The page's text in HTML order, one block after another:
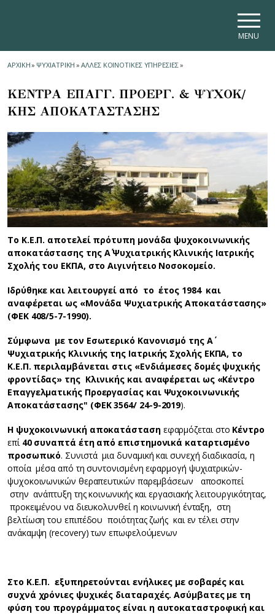
MENU
ΑΡΧΙΚΗ» ΨΥΧΙΑΤΡΙΚΗ » ΑΛΛΕΣ ΚΟΙΝΟΤΙΚΕΣ ΥΠΗΡΕΣΙΕΣ»
ΚΕΝΤΡΑ ΕΠΑΓΓ. ΠΡΟΕΡΓ. & ΨΥΧΟΚ/
ΚΗΣ ΑΠΟΚΑΤΑΣΤΑΣΗΣ
Το Κ.Ε.Π. αποτελεί πρότυπη μονάδα ψυχοκοινωνικής
αποκατάστασης της Α΄ Ψυχιατρικής Κλινικής Ιατρικής
Σχολής του ΕΚΠΑ, στο Αιγινήτειο Νοσοκομείο.
Ιδρύθηκε και λειτουργεί από το έτος 1984 και
αναφέρεται ως «Μονάδα Ψυχιατρικής Αποκατάστασης»
(ΦΕΚ 408/5-7-1990).
Σύμφωνα με τον Εσωτερικό Κανονισμό της Α΄
Ψυχιατρικής Κλινικής της Ιατρικής Σχολής ΕΚΠΑ, το
Κ.Ε.Π. περιλαμβάνεται στις «Ενδιάμεσες δομές ψυχικής
φροντίδας» της Κλινικής και αναφέρεται ως «Κέντρο
Επαγγελματικής Προεργασίας και Ψυχοκοινωνικής
Αποκατάστασης" (ΦΕΚ 3564/ 24-9-2019).
Η ψυχοκοινωνική αποκατάσταση εφαρμόζεται στο Κέντρο
επί 40 συναπτά έτη από επιστημονικά καταρτισμένο
προσωπικό. Συνιστά μια δυναμική και συνεχή διαδικασία, η
οποία μέσα από τη συντονισμένη εφαρμογή ψυχιατρικών-
ψυχοκοινωνικών θεραπευτικών παρεμβάσεων αποσκοπεί
στην ανάπτυξη της κοινωνικής και εργασιακής λειτουργικότητας,
προκειμένου να διευκολυνθεί η κοινωνική ένταξη, στη
βελτίωση του επιπέδου ποιότητας ζωής και εν τέλει στην
ανάκαμψη (recovery) των επωφελούμενων
Στο Κ.Ε.Π. εξυπηρετούνται ενήλικες με σοβαρές και
συχνά χρόνιες ψυχικές διαταραχές. Ασύμβατες με τη
φύση του προγράμματος είναι η αυτοκαταστροφική και